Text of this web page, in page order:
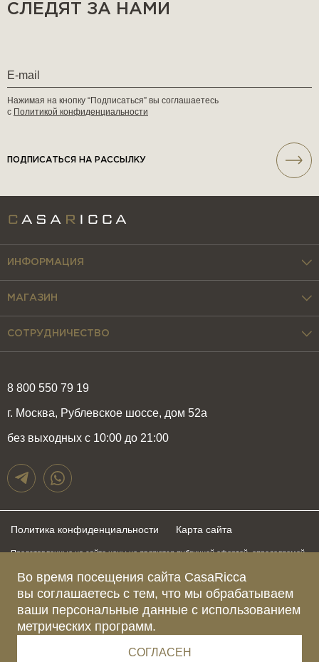
Во время посещения сайта CasaRicca
вы соглашаетесь с тем, что мы обрабатываем
ваши персональные данные с использованием
метрических программ.
СОГЛАСЕН
СЛЕДЯТ ЗА НАМИ
Нажимая на кнопку “Подписаться” вы соглашаетесь
с Политикой конфиденциальности
ПОДПИСАТЬСЯ НА РАССЫЛКУ
8 800 550 79 19
г. Москва, Рублевское шоссе, дом 52а
без выходных с 10:00 до 21:00
ИНФОРМАЦИЯ
МАГАЗИН
СОТРУДНИЧЕСТВО
Политика конфиденциальности Карта сайта
Представленные на сайте цены не являются публичной офертой, определяемой
быть изменены в любое время без предупреждения. Для получения актуальной и
подробной информации о стоимости, сроках и условиях поставки просьба
обращаться к менеджерам по указанным выше телефонам
Зарегистрированное название компании
Адрес Ш. РУБЛЁВСКОЕ, Д. 52А, ПОМЕЩ. I ЭТАЖ 2, КОМ. 81 Г.МОСКВА, ВН.ТЕР.